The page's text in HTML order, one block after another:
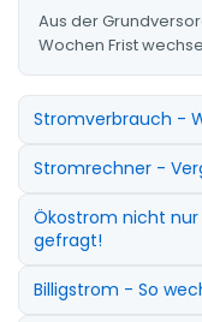
Aus der
Wochen Frist
Stromverbrauch -
Stromrechner -
Ökostrom nicht
gefragt!
Billigstrom - So